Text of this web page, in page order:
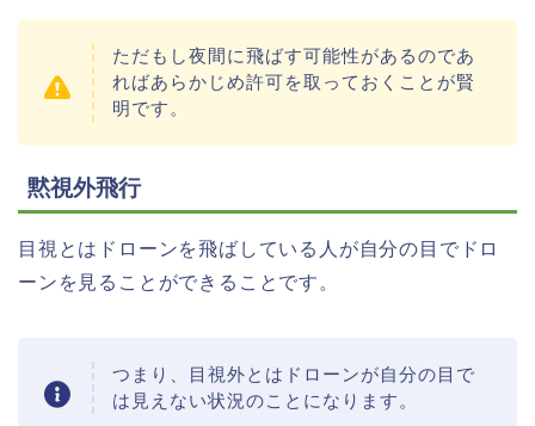
ただもし夜間に飛ばす可能性があるのであ
ればあらかじめ許可を取っておくことが賢
明です。
黙視外飛行
目視とはドローンを飛ばしている人が自分の目でドロ
ーンを見ることができることです。
つまり、目視外とはドローンが自分の目で
は見えない状況のことになります。